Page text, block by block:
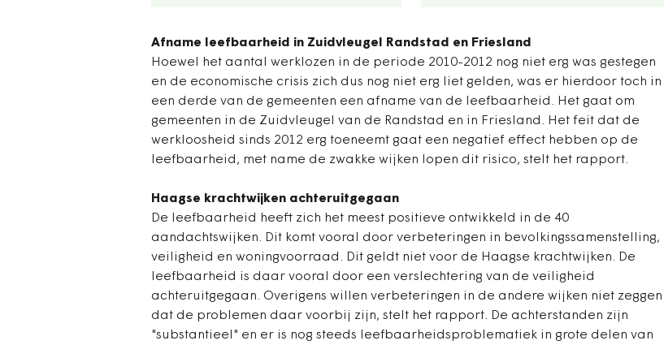
Afname leefbaarheid in Zuidvleugel Randstad en Friesland
Hoewel het aantal werklozen in de periode 2010-2012 nog niet erg was gestegen
en de economische crisis zich dus nog niet erg liet gelden, was er hierdoor toch in
een derde van de gemeenten een afname van de leefbaarheid. Het gaat om
gemeenten in de Zuidvleugel van de Randstad en in Friesland. Het feit dat de
werkloosheid sinds 2012 erg toeneemt gaat een negatief effect hebben op de
leefbaarheid, met name de zwakke wijken lopen dit risico, stelt het rapport.
Haagse krachtwijken achteruitgegaan
De leefbaarheid heeft zich het meest positieve ontwikkeld in de 40
aandachtswijken. Dit komt vooral door verbeteringen in bevolkingssamenstelling,
veiligheid en woningvoorraad. Dit geldt niet voor de Haagse krachtwijken. De
leefbaarheid is daar vooral door een verslechtering van de veiligheid
achteruitgegaan. Overigens willen verbeteringen in de andere wijken niet zeggen
dat de problemen daar voorbij zijn, stelt het rapport. De achterstanden zijn
"substantieel" en er is nog steeds leefbaarheidsproblematiek in grote delen van